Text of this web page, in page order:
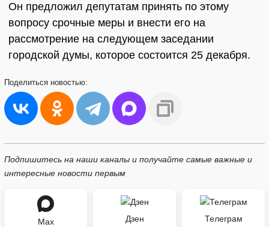
Он предложил депутатам принять по этому
вопросу срочные меры и внести его на
рассмотрение на следующем заседании
городской думы, которое состоится 25 декабря.
Поделиться новостью:
Подпишитесь на наши каналы и получайте самые важные и
интересные новости первым
Max Дзен Телеграм